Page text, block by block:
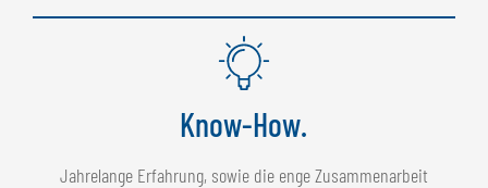
Know-How.
Jahrelange Erfahrung, sowie die enge Zusammenarbeit